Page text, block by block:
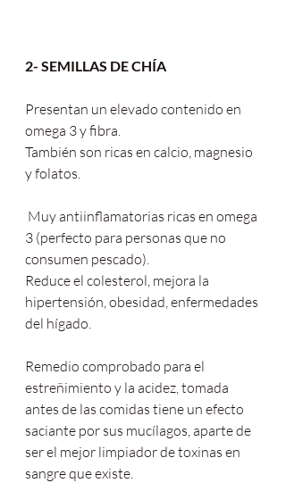
2- SEMILLAS DE CHÍA
Presentan un elevado contenido en
omega 3 y fibra.
También son ricas en calcio, magnesio
y folatos.
3 (perfecto para personas que no
consumen pescado).
Reduce el colesterol, mejora la
hipertensión, obesidad, enfermedades
del hígado.
Remedio comprobado para el
estreñimiento y la acidez, tomada
antes de las comidas tiene un efecto
saciante por sus mucílagos, aparte de
ser el mejor limpiador de toxinas en
sangre que existe.